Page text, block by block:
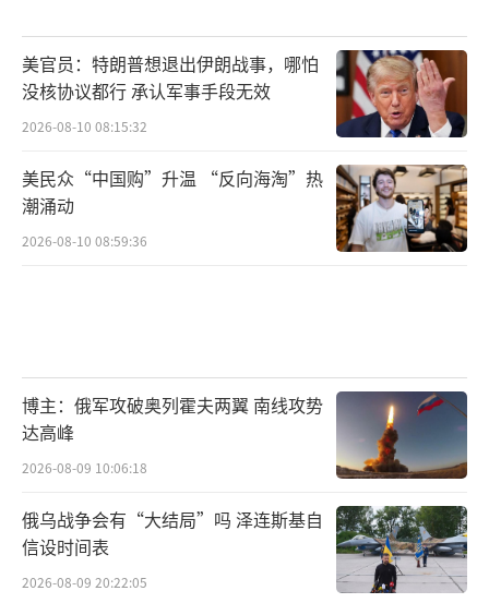
美官员：特朗普想退出伊朗战事，哪怕
没核协议都行 承认军事手段无效
2026-08-10 08:15:32
美民众“中国购”升温 “反向海淘”热
潮涌动
2026-08-10 08:59:36
博主：俄军攻破奥列霍夫两翼 南线攻势
达高峰
2026-08-09 10:06:18
俄乌战争会有“大结局”吗 泽连斯基自
信设时间表
2026-08-09 20:22:05